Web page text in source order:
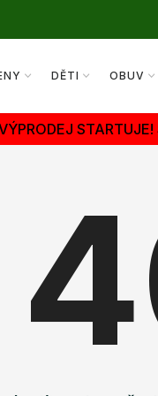
DĚTI OBUV